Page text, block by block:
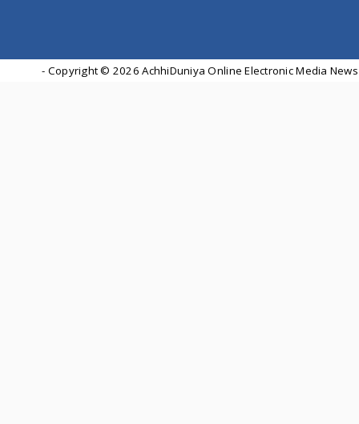
- Copyright © 2026 AchhiDuniya Online Electronic Media